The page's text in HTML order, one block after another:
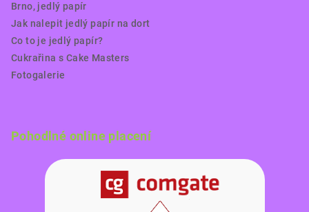
Brno, jedlý papír
Jak nalepit jedlý papír na dort
Co to je jedlý papír?
Cukrařina s Cake Masters
Fotogalerie
Pohodlné online placení